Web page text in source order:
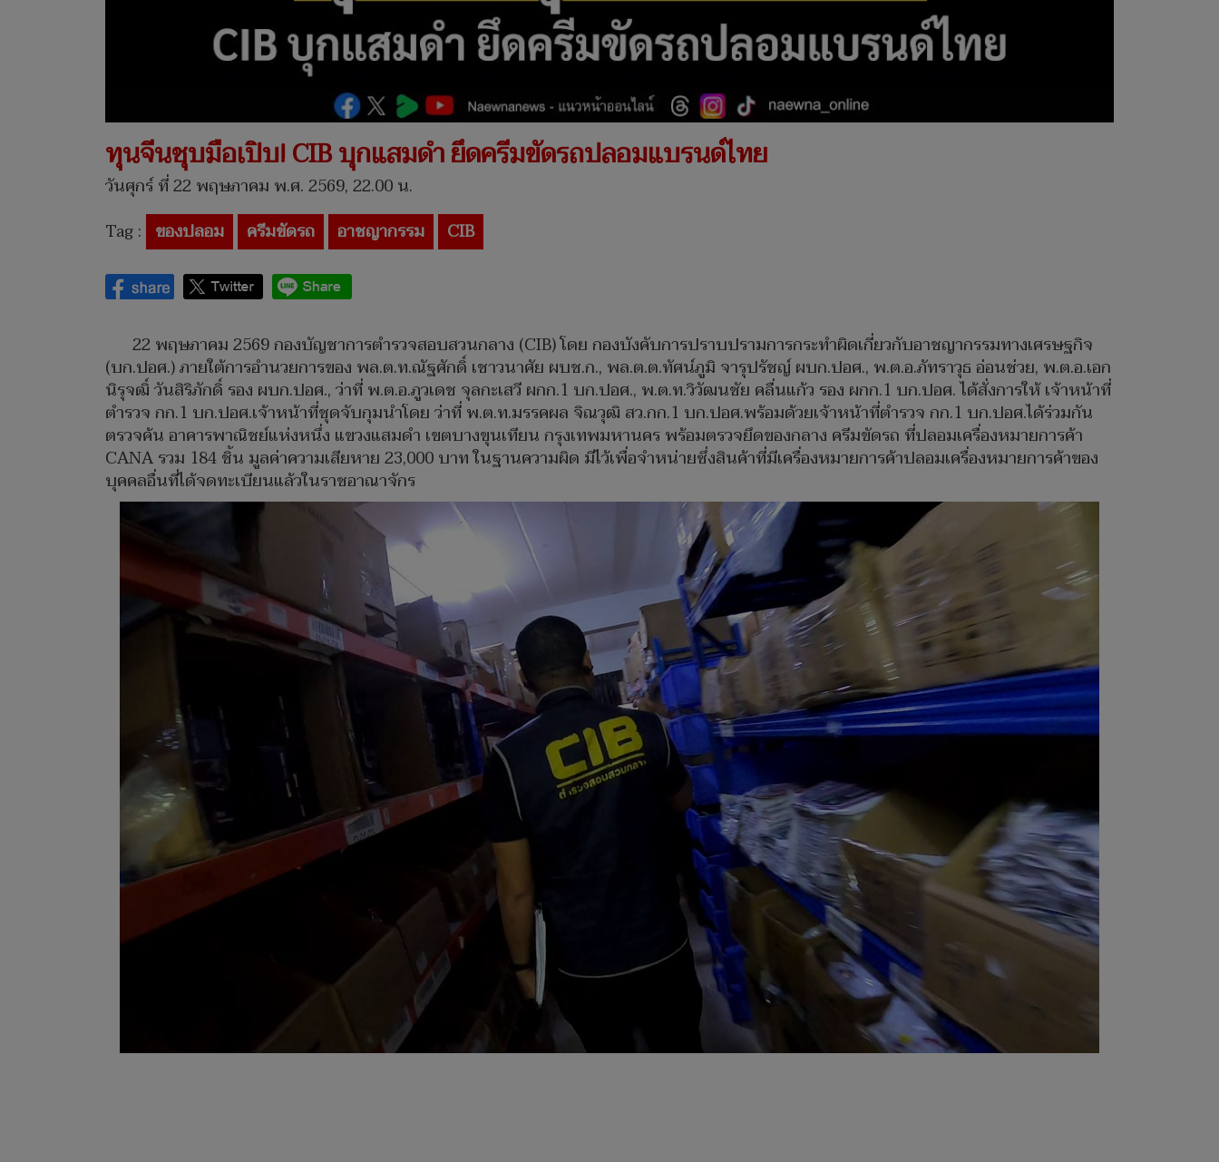
ทุนจีนชุบมือเปิบ! CIB บุกแสมดำ ยึดครีมขัดรถปลอมแบรนด์ไทย
วันศุกร์ ที่ 22 พฤษภาคม พ.ศ. 2569, 22.00 น.
Tag : ของปลอม ครีมขัดรถ อาชญากรรม CIB
22 พฤษภาคม 2569 กองบัญชาการตำรวจสอบสวนกลาง (CIB) โดย กองบังคับการปราบปรามการกระทำผิดเกี่ยวกับอาชญากรรมทางเศรษฐกิจ
(บก.ปอศ.) ภายใต้การอำนวยการของ พล.ต.ท.ณัฐศักดิ์ เชาวนาศัย ผบช.ก., พล.ต.ต.ทัศน์ภูมิ จารุปรัชญ์ ผบก.ปอศ., พ.ต.อ.ภัทราวุธ อ่อนช่วย, พ.ต.อ.เอก
นิรุจฒิ์ วันสิริภักดิ์ รอง ผบก.ปอศ., ว่าที่ พ.ต.อ.ภูวเดช จุลกะเสวี ผกก.1 บก.ปอศ., พ.ต.ท.วิวัฒนชัย คลื่นแก้ว รอง ผกก.1 บก.ปอศ. ได้สั่งการให้ เจ้าหน้าที่
ตำรวจ กก.1 บก.ปอศ.เจ้าหน้าที่ชุดจับกุมนำโดย ว่าที่ พ.ต.ท.มรรคผล จิณวุฒิ สว.กก.1 บก.ปอศ.พร้อมด้วยเจ้าหน้าที่ตำรวจ กก.1 บก.ปอศ.ได้ร่วมกัน
ตรวจค้น อาคารพาณิชย์แห่งหนึ่ง แขวงแสมดำ เขตบางขุนเทียน กรุงเทพมหานคร พร้อมตรวจยึดของกลาง ครีมขัดรถ ที่ปลอมเครื่องหมายการค้า
CANA รวม 184 ชิ้น มูลค่าความเสียหาย 23,000 บาท ในฐานความผิด มีไว้เพื่อจำหน่ายซึ่งสินค้าที่มีเครื่องหมายการค้าปลอมเครื่องหมายการค้าของ
บุคคลอื่นที่ได้จดทะเบียนแล้วในราชอาณาจักร